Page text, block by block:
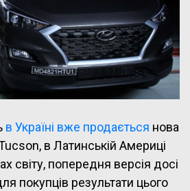
в Україні вже продається нова
в Латинській Америці
світу, попередня версія досі
покупців результати цього